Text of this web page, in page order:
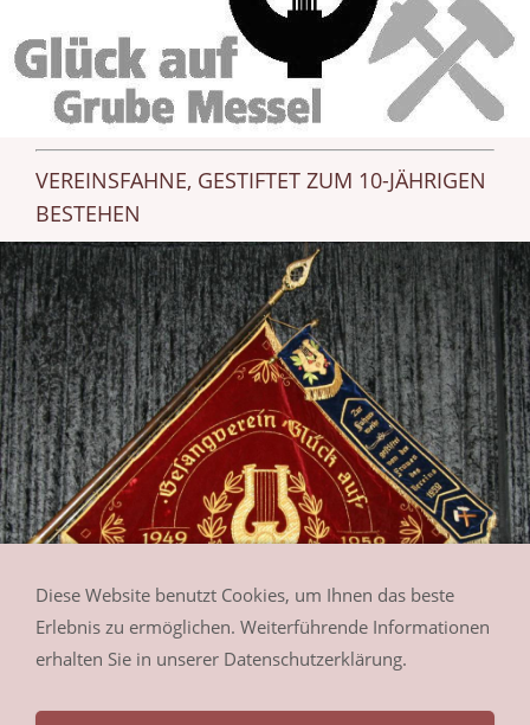
VEREINSFAHNE, GESTIFTET ZUM 10-JÄHRIGEN
BESTEHEN
Diese Website benutzt Cookies, um Ihnen das beste
Erlebnis zu ermöglichen. Weiterführende Informationen
erhalten Sie in unserer Datenschutzerklärung.